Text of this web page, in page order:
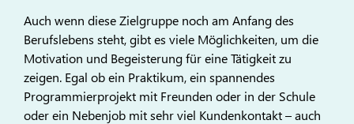
Auch wenn diese Zielgruppe noch am Anfang des
Berufslebens steht, gibt es viele Möglichkeiten, um die
Motivation und Begeisterung für eine Tätigkeit zu
zeigen. Egal ob ein Praktikum, ein spannendes
Programmierprojekt mit Freunden oder in der Schule
oder ein Nebenjob mit sehr viel Kundenkontakt – auch